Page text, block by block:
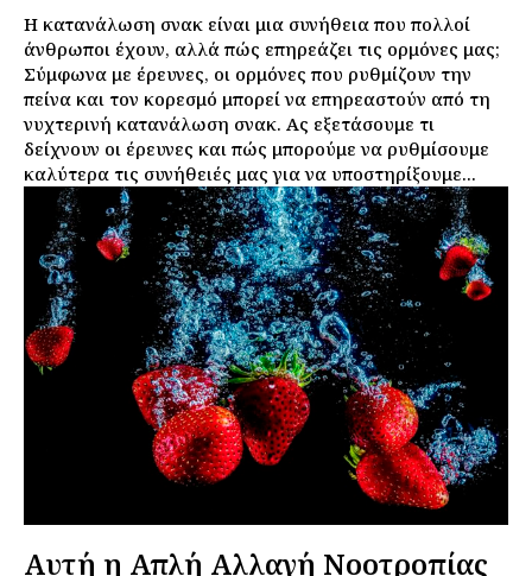
Η κατανάλωση σνακ είναι μια συνήθεια που πολλοί
άνθρωποι έχουν, αλλά πώς επηρεάζει τις ορμόνες μας;
Σύμφωνα με έρευνες, οι ορμόνες που ρυθμίζουν την
πείνα και τον κορεσμό μπορεί να επηρεαστούν από τη
νυχτερινή κατανάλωση σνακ. Ας εξετάσουμε τι
δείχνουν οι έρευνες και πώς μπορούμε να ρυθμίσουμε
καλύτερα τις συνήθειές μας για να υποστηρίξουμε...
Αυτή η Απλή Αλλαγή Νοοτροπίας